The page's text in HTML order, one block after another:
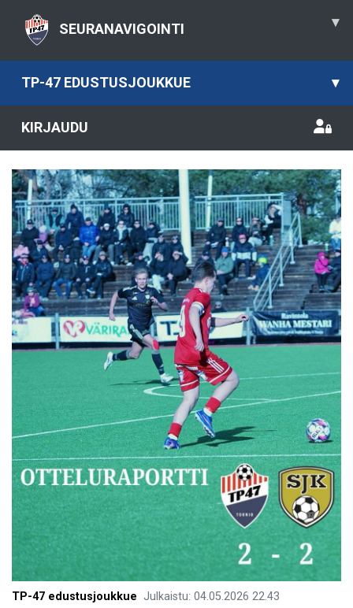
SEURANAVIGOINTI ▾
TP-47 EDUSTUSJOUKKUE ▾
KIRJAUDU
TP-47 edustusjoukkue Julkaistu: 04.05.2026 22.43